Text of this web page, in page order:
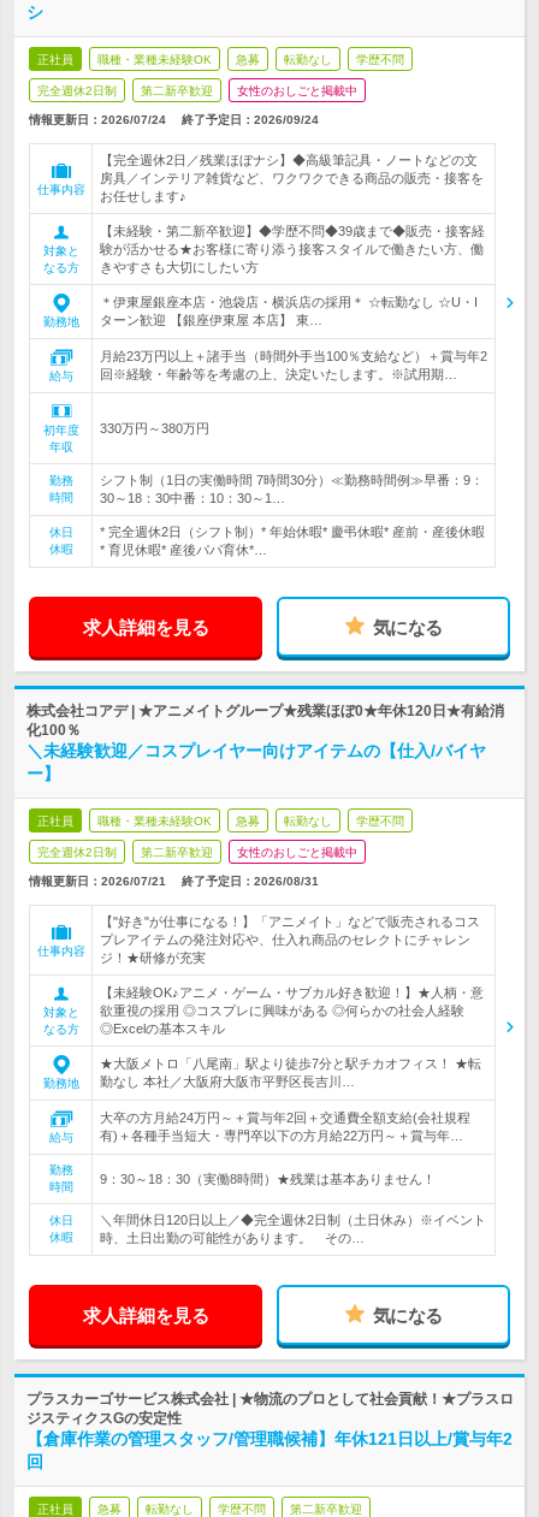
シ
正社員 職種・業種未経験OK 急募 転勤なし 学歴不問
完全週休2日制 第二新卒歓迎 女性のおしごと掲載中
情報更新日：2026/07/24 終了予定日： 2026/09/24
仕事内容
【完全週休2日／残業ほぼナシ】◆高級筆記具・ノートなどの文
房具／インテリア雑貨など、ワクワクできる商品の販売・接客を
お任せします♪
対象と
なる方
【未経験・第二新卒歓迎】◆学歴不問◆39歳まで◆販売・接客経
験が活かせる★お客様に寄り添う接客スタイルで働きたい方、働
きやすさも大切にしたい方
勤務地
＊伊東屋銀座本店・池袋店・横浜店の採用＊ ☆転勤なし ☆U・I
ターン歓迎 【銀座伊東屋 本店】 東…
給与
月給23万円以上＋諸手当（時間外手当100％支給など）＋賞与年2
回※経験・年齢等を考慮の上、決定いたします。※試用期…
初年度
年収
330万円～380万円
勤務
時間
シフト制（1日の実働時間 7時間30分）≪勤務時間例≫早番：9：
30～18：30中番：10：30～1…
休日
休暇
* 完全週休2日（シフト制）* 年始休暇* 慶弔休暇* 産前・産後休暇
* 育児休暇* 産後パパ育休*…
求人詳細を見る 気になる
株式会社コアデ | ★アニメイトグループ★残業ほぼ0★年休120日★有給消
化100％
＼未経験歓迎／コスプレイヤー向けアイテムの【仕入/バイヤ
ー】
正社員 職種・業種未経験OK 急募 転勤なし 学歴不問
完全週休2日制 第二新卒歓迎 女性のおしごと掲載中
情報更新日：2026/07/21 終了予定日： 2026/08/31
仕事内容
【"好き"が仕事になる！】「アニメイト」などで販売されるコス
プレアイテムの発注対応や、仕入れ商品のセレクトにチャレン
ジ！★研修が充実
対象と
なる方
【未経験OK♪アニメ・ゲーム・サブカル好き歓迎！】★人柄・意
欲重視の採用 ◎コスプレに興味がある ◎何らかの社会人経験
◎Excelの基本スキル
勤務地
★大阪メトロ「八尾南」駅より徒歩7分と駅チカオフィス！ ★転
勤なし 本社／大阪府大阪市平野区長吉川…
給与
大卒の方月給24万円～＋賞与年2回＋交通費全額支給(会社規程
有)＋各種手当短大・専門卒以下の方月給22万円～＋賞与年…
勤務
時間
9：30～18：30（実働8時間）★残業は基本ありません！
休日
休暇
＼年間休日120日以上／◆完全週休2日制（土日休み）※イベント
時、土日出勤の可能性があります。 その…
求人詳細を見る 気になる
プラスカーゴサービス株式会社 | ★物流のプロとして社会貢献！★プラスロ
ジスティクスGの安定性
【倉庫作業の管理スタッフ/管理職候補】年休121日以上/賞与年2
回
正社員 急募 転勤なし 学歴不問 第二新卒歓迎